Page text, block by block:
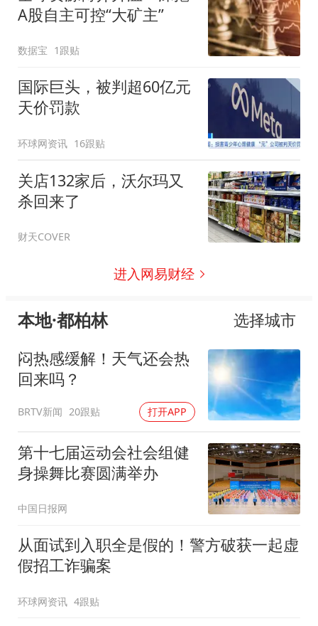
A股自主可控“大矿主”
数据宝 1跟贴
国际巨头，被判超60亿元
天价罚款
环球网资讯 16跟贴
关店132家后，沃尔玛又
杀回来了
财天COVER
进入网易财经
本地·都柏林
选择城市
闷热感缓解！天气还会热
回来吗？
BRTV新闻 20跟贴 打开APP
第十七届运动会社会组健
身操舞比赛圆满举办
中国日报网
从面试到入职全是假的！警方破获一起虚
假招工诈骗案
环球网资讯 4跟贴